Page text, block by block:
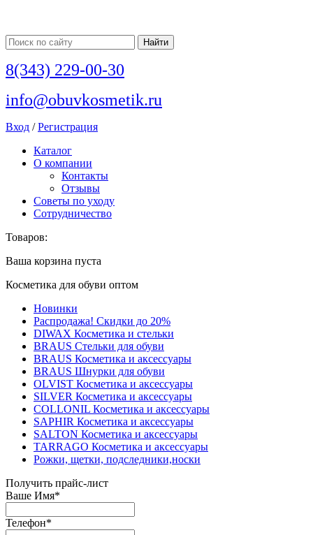
8(343) 229-00-30
info@obuvkosmetik.ru
Вход /Регистрация
Каталог
О компании
Контакты
Отзывы
Советы по уходу
Сотрудничество
Товаров:
Ваша корзина пуста
Косметика для обуви оптом
Новинки
Распродажа! Скидки до 20%
DIWAX Косметика и стельки
BRAUS Стельки для обуви
BRAUS Косметика и аксессуары
BRAUS Шнурки для обуви
OLVIST Косметика и аксессуары
SILVER Косметика и аксессуары
COLLONIL Косметика и аксессуары
SAPHIR Косметика и аксессуары
SALTON Косметика и аксессуары
TARRAGO Косметика и аксессуары
Рожки, щетки, подследники,носки
Получить прайс-лист
Ваше Имя*
Телефон*